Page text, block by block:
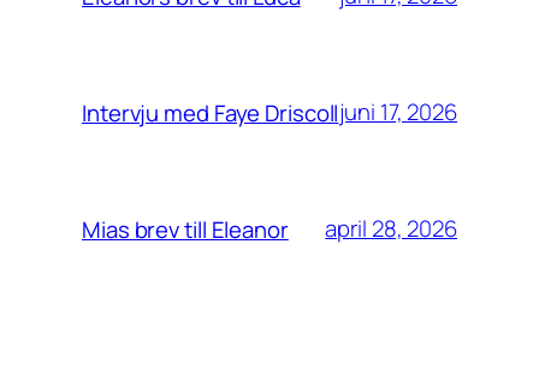
Intervju med Faye Driscolljuni 17, 2026
Mias brev till Eleanor april 28, 2026